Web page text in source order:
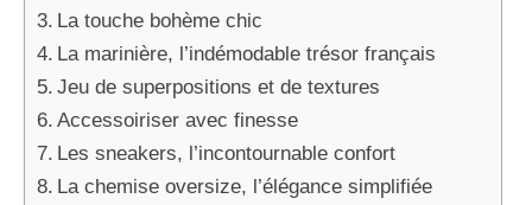
La touche bohème chic
La marinière, l’indémodable trésor français
Jeu de superpositions et de textures
Accessoiriser avec finesse
Les sneakers, l’incontournable confort
La chemise oversize, l’élégance simplifiée